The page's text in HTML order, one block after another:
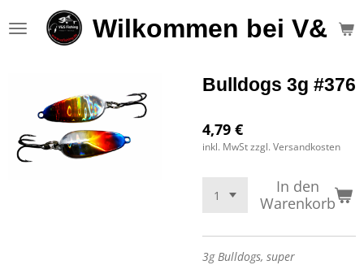
Hauptinhalt
Wilkommen bei V&S
Bulldogs 3g #376
4,79 €
inkl. MwSt zzgl. Versandkosten
In den
Warenkorb
3g Bulldogs, super